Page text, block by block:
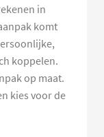
in
komt
koppelen.
op maat.
kies voor de